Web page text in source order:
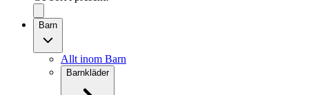
Barn
Allt inom Barn
Barnkläder